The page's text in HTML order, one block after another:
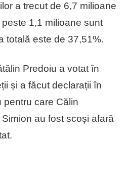
a trecut de 6,7 milioane
1,1 milioane sunt
totală este de 37,51%.
Predoiu a votat în
și a făcut declarații în
pentru care Călin
au fost scoși afară